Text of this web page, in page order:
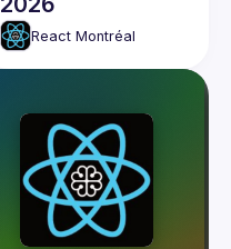
React Montréal